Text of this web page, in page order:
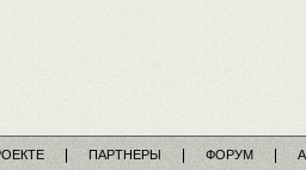
ПАРТНЕРЫ ФОРУМ